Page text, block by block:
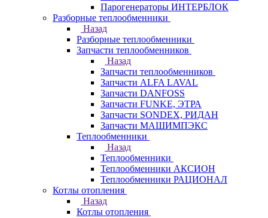
Парогенераторы ИНТЕРБЛОК
Разборные теплообменники
Назад
Разборные теплообменники
Запчасти теплообменников
Назад
Запчасти теплообменников
Запчасти ALFA LAVAL
Запчасти DANFOSS
Запчасти FUNKE, ЭТРА
Запчасти SONDEX, РИДАН
Запчасти МАШИМПЭКС
Теплообменники
Назад
Теплообменники
Теплообменники АКСИОН
Теплообменники РАЦИОНАЛ
Котлы отопления
Назад
Котлы отопления